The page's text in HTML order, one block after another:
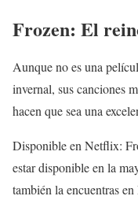
Frozen: El
Aunque no es una
invernal, sus canciones
hacen que sea una
Disponible en Netflix:
estar disponible en la
también la encuentras